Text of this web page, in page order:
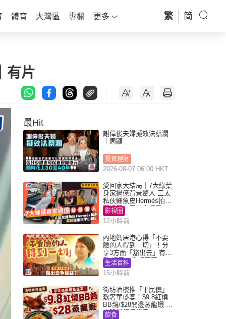
體育 大灣區 專欄 更多 繁 简
有片
最Hit
謝偉俊夫婦擬效法蔡瀾
｜周顯
投資理財
2026-08-07 06:00 HKT
愛回家大結局｜7大綠葉
身家過億背景驚人 三太
私伙鱷魚皮Hermès拍劇
蘇姐原來是半山樓后
影視圈
12小時前
內地媽居港心得「不要
臉的人得到一切」！分
享3方面「豁出去」有著
數 網民：你好厲害
生活百科
15小時前
街坊酒樓推「平民價」
歎奢華盛宴！$9.8紅燒
BB鴿/$28開邊蒸龍蝦 3
大晚餐超值優惠
飲食